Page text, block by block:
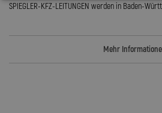
SPIEGLER-KFZ-LEITUNGEN werden in Baden-
Mehr